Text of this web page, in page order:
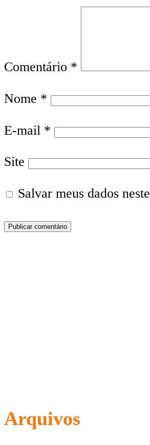
Comentário *
Nome *
E-mail *
Site
Salvar meus dados
Arquivos